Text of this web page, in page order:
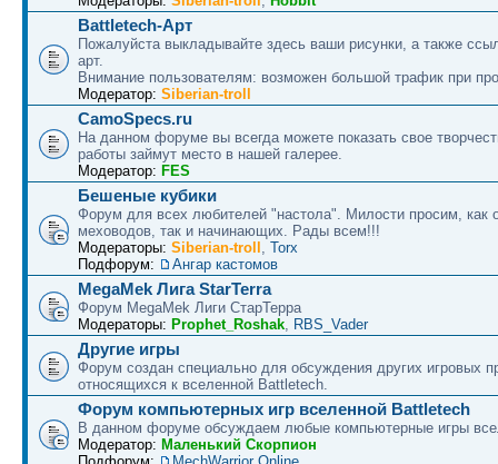
Battletech-Арт
Пожалуйста выкладывайте здесь ваши рисунки, а также
арт.
Внимание пользователям: возможен большой трафик при
Модератор: Siberian-troll
CamoSpecs.ru
На данном форуме вы всегда можете показать свое
работы займут место в нашей галерее.
Модератор: FES
Бешеные кубики
Форум для всех любителей "настола". Милости просим, как
меховодов, так и начинающих. Рады всем!!!
Модераторы: Siberian-troll Torx
Подфорум:
Ангар кастомов
MegaMek Лига StarTerra
Форум МegaMek Лиги СтарТерра
Модераторы: Prophet_Roshak RBS_Vader
Другие игры
Форум создан специально для обсуждения других игровых
относящихся к вселенной Battletech.
Форум компьютерных игр вселенной Battletech
В данном форуме обсуждаем любые компьютерные игры
Модератор: Маленький Скорпион
Подфорум:
MechWarrior Online